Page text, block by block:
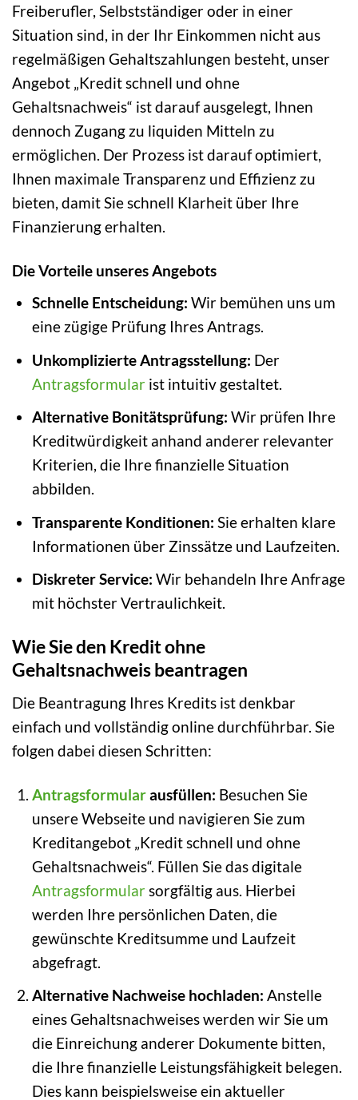
Freiberufler, Selbstständiger oder in einer
Situation sind, in der Ihr Einkommen nicht aus
regelmäßigen Gehaltszahlungen besteht, unser
Angebot „Kredit schnell und ohne
Gehaltsnachweis“ ist darauf ausgelegt, Ihnen
dennoch Zugang zu liquiden Mitteln zu
ermöglichen. Der Prozess ist darauf optimiert,
Ihnen maximale Transparenz und Effizienz zu
bieten, damit Sie schnell Klarheit über Ihre
Finanzierung erhalten.
Die Vorteile unseres Angebots
Schnelle Entscheidung: Wir bemühen uns um
eine zügige Prüfung Ihres Antrags.
Unkomplizierte Antragsstellung: Der
Antragsformularist intuitiv gestaltet.
Alternative Bonitätsprüfung: Wir prüfen Ihre
Kreditwürdigkeit anhand anderer relevanter
Kriterien, die Ihre finanzielle Situation
abbilden.
Transparente Konditionen: Sie erhalten klare
Informationen über Zinssätze und Laufzeiten.
Diskreter Service: Wir behandeln Ihre Anfrage
mit höchster Vertraulichkeit.
Wie Sie den Kredit ohne
Gehaltsnachweis beantragen
Die Beantragung Ihres Kredits ist denkbar
einfach und vollständig online durchführbar. Sie
folgen dabei diesen Schritten:
Antragsformularausfüllen: Besuchen Sie
unsere Webseite und navigieren Sie zum
Kreditangebot „Kredit schnell und ohne
Gehaltsnachweis“. Füllen Sie das digitale
Antragsformularsorgfältig aus. Hierbei
werden Ihre persönlichen Daten, die
gewünschte Kreditsumme und Laufzeit
abgefragt.
Alternative Nachweise hochladen: Anstelle
eines Gehaltsnachweises werden wir Sie um
die Einreichung anderer Dokumente bitten,
die Ihre finanzielle Leistungsfähigkeit belegen.
Dies kann beispielsweise ein aktueller